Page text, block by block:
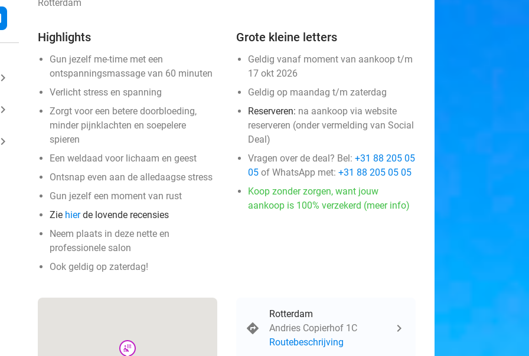
keyboard_arrow_right
keyboard_arrow_right
keyboard_arrow_right
Rotterdam
Highlights
Gun jezelf me-time met een
ontspanningsmassage van 60 minuten
Verlicht stress en spanning
Zorgt voor een betere doorbloeding,
minder pijnklachten en soepelere
spieren
Een weldaad voor lichaam en geest
Ontsnap even aan de alledaagse stress
Gun jezelf een moment van rust
Zie hierde lovende recensies
Neem plaats in deze nette en
professionele salon
Ook geldig op zaterdag!
Grote kleine letters
Geldig vanaf moment van aankoop t/m
17 okt 2026
Geldig op maandag t/m zaterdag
Reserveren: na aankoop via website
reserveren (onder vermelding van Social
Deal)
Vragen over de deal? Bel: +31 88 205 05
05 of WhatsApp met: +31 88 205 05 05
Koop zonder zorgen, want jouw
aankoop is 100% verzekerd (meer info)
wellness
Rotterdam
Andries Copierhof 1C
Routebeschrijving